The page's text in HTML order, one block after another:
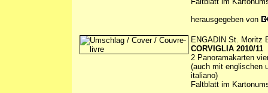
herausgegeben von
ENGADIN St. Moritz
CORVIGLIA 2010/11
2 Panoramakarten
(auch mit englischen
italiano)
Faltblatt im